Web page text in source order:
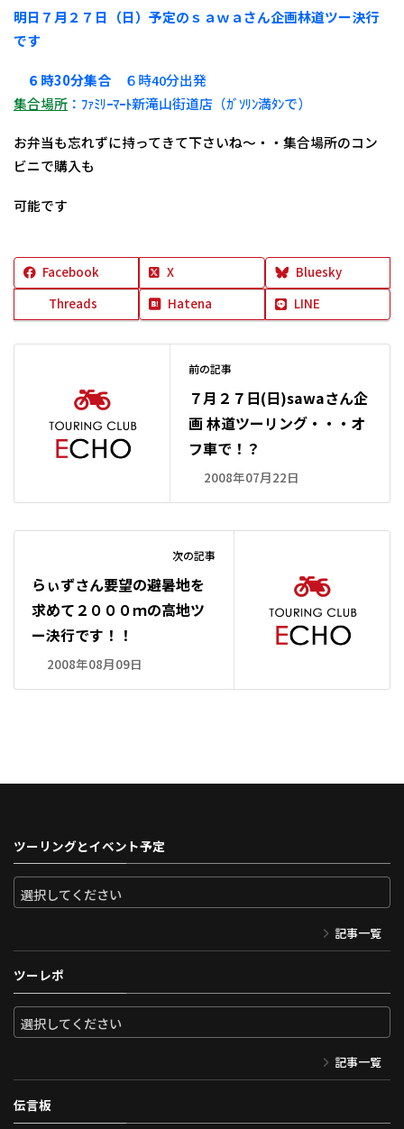
明日７月２７日（日）予定のｓａｗａさん企画林道ツー決行
です
６時30分集合 ６時40分出発
集合場所 ：ﾌｧﾐﾘｰﾏｰﾄ新滝山街道店（ｶﾞｿﾘﾝ満ﾀﾝで）
お弁当も忘れずに持ってきて下さいね～・・集合場所のコン
ビニで購入も
可能です
Facebook X
Bluesky
Threads
Hatena LINE
前の記事
７月２７日(日)sawaさん企
画 林道ツーリング・・・オ
フ車で！？
2008年07月22日
次の記事
らぃずさん要望の避暑地を
求めて２０００ｍの高地ツ
ー決行です！！
2008年08月09日
ツーリングとイベント予定
記事一覧
ツーレポ
記事一覧
伝言板